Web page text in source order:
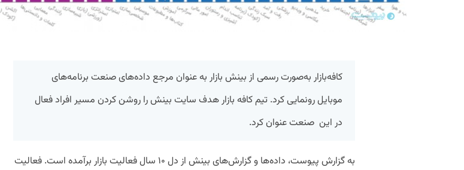
کافه‌بازار به‌صورت رسمی از بینش بازار به عنوان مرجع داده‌های صنعت برنامه‌های
موبایل رونمایی کرد. تیم کافه بازار هدف سایت بینش را روشن کردن مسیر افراد فعال
در این صنعت عنوان کرد.
به گزارش پیوست، داده‌ها و گزارش‌های بینش از دل ۱۰ سال فعالیت بازار برآمده است. فعالیت